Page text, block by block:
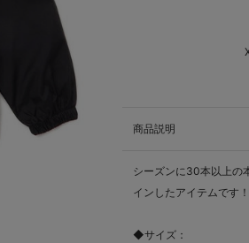
商品説明
シーズンに30本以上の
インしたアイテムです！
◆サイズ：